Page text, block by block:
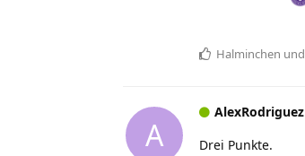
Halminchen und
A
AlexRodriguez
Drei Punkte.